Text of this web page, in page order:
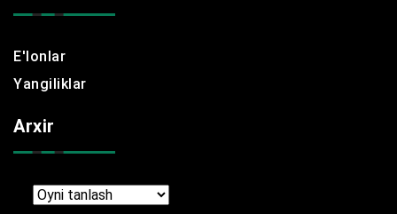
E'lonlar
Yangiliklar
Arxir
Arxir